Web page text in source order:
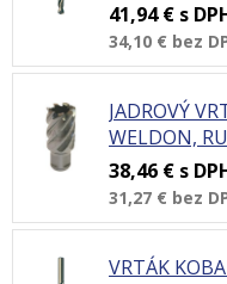
41,94 € s
34,10 € bez
JADROVÝ
WELDON,
38,46 € s
31,27 € bez
VRTÁK